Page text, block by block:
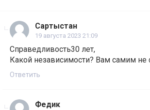
Сартыстан
19 августа 2023 21:09
Справедливость30 лет,
Какой независимости? Вам самим
Ответить
Федик